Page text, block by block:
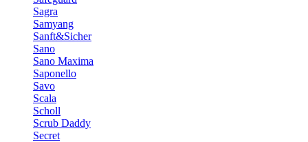
Sagra
Samyang
Sanft&Sicher
Sano
Sano Maxima
Saponello
Savo
Scala
Scholl
Scrub Daddy
Secret